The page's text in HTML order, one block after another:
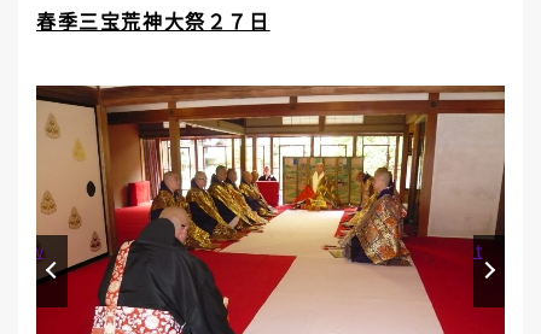
春季三宝荒神大祭２７日
Prev Next